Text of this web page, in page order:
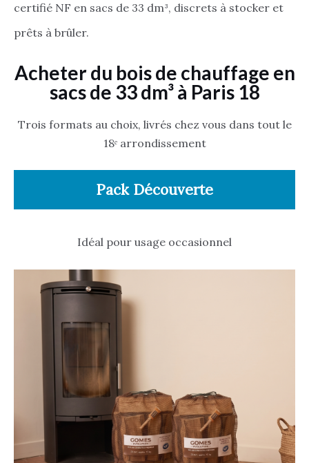
certifié NF en sacs de 33 dm³, discrets à stocker et
prêts à brûler.
Acheter du bois de chauffage en
sacs de 33 dm³ à Paris 18
Trois formats au choix, livrés chez vous dans tout le
18ᵉ arrondissement
Pack Découverte
Idéal pour usage occasionnel